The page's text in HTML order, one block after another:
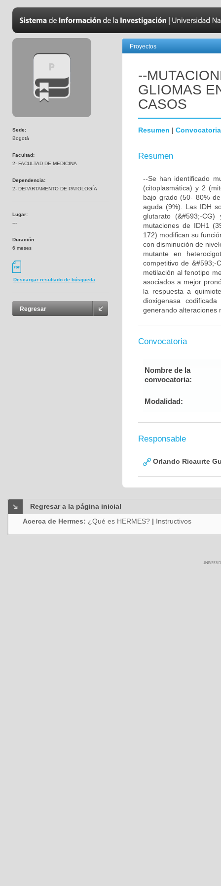
Sede:
Bogotá
Facultad:
2- FACULTAD DE MEDICINA
Dependencia:
2- DEPARTAMENTO DE PATOLOGÍA
Lugar:
---
Duración:
6 meses
Descargar resultado de búsqueda
Regresar
Proyectos
--
GLIOMAS
CASOS
Resumen | Convocatoria
Resumen
--Se han identificado
(citoplasmática) y 2
bajo grado (50- 80%
aguda (9%). Las IDH
glutarato (&#593;-
mutaciones de IDH1
172) modifican su
con disminución de
mutante en
competitivo de &#593;-
metilación al fenotipo
asociados a mejor
la respuesta a
dioxigenasa
generando alteraciones
Convocatoria
Nombre de la
convocatoria:
Modalidad:
Responsable
Orlando Ricaurte
Regresar a la página inicial
Acerca de Hermes: ¿Qué es HERMES? | Instructivos